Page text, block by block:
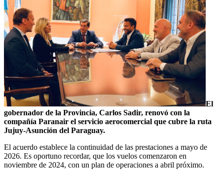
El
gobernador de la Provincia, Carlos Sadir, renovó con la
compañía Paranair el servicio aerocomercial que cubre la ruta
Jujuy-Asunción del Paraguay.
El acuerdo establece la continuidad de las prestaciones a mayo de
2026. Es oportuno recordar, que los vuelos comenzaron en
noviembre de 2024, con un plan de operaciones a abril próximo.